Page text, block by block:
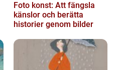
Foto konst: Att fängsla
känslor och berätta
historier genom bilder